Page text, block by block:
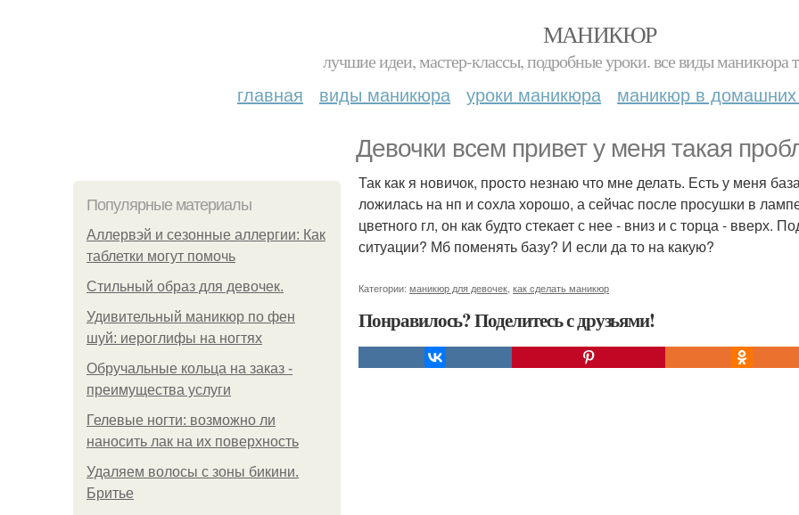
МАНИКЮР
лучшие идеи, мастер-классы, подробные уроки. все виды маникюра
главная виды маникюра уроки маникюра маникюр в домашних
Девочки всем привет у меня такая
Популярные материалы
Аллервэй и сезонные аллергии: Как
таблетки могут помочь
Стильный образ для девочек.
Удивительный маникюр по фен
шуй: иероглифы на ногтях
Обручальные кольца на заказ -
преимущества услуги
Гелевые ногти: возможно ли
наносить лак на их поверхность
Удаляем волосы с зоны бикини.
Бритье
Так как я новичок, просто незнаю что мне делать. Есть у меня
ложилась на нп и сохла хорошо, а сейчас после просушки в
цветного гл, он как будто стекает с нее - вниз и с торца - вверх.
ситуации? Мб поменять базу? И если да то на какую?
Категории: маникюр для девочек как сделать маникюр
Понравилось? Поделитесь с друзьями!